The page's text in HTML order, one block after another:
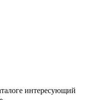
интересующий